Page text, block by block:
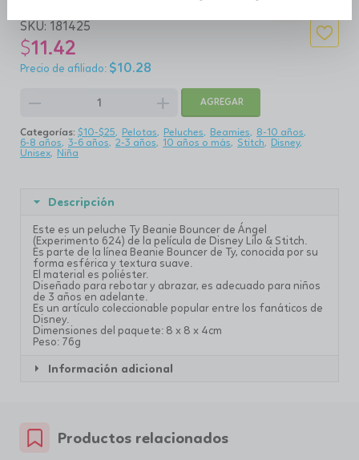
SKU: 181425
$11.42
$10.28
remove add AGREGAR
Categorías: $10-$25 Pelotas Peluches Beamies
8-10 años
6-8 años 3-6 años 2-3 años 10 años o más Stitch
Disney
Unisex Niña
Descripción
Este es un peluche Ty Beanie Bouncer de Ángel
(Experimento 624) de la película de Disney Lilo & Stitch.
Es parte de la línea Beanie Bouncer de Ty, conocida por su
forma esférica y textura suave.
El material es poliéster.
Diseñado para rebotar y abrazar, es adecuado para niños
de 3 años en adelante.
Es un artículo coleccionable popular entre los fanáticos de
Disney.
Dimensiones del paquete: 8 x 8 x 4cm
Peso: 76g
Información adicional
Productos relacionados